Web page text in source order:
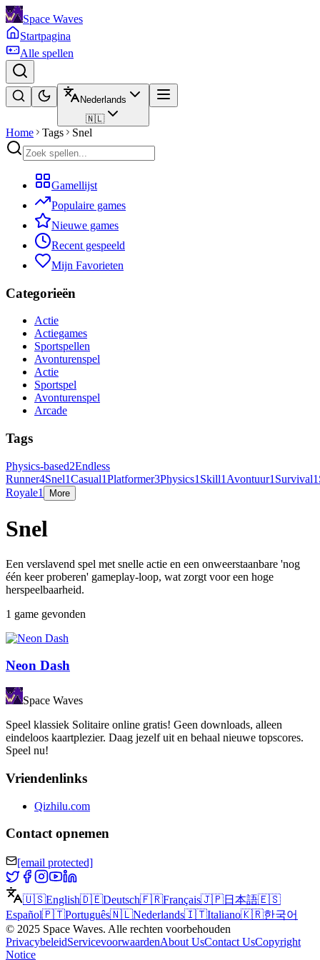
Space Waves
Startpagina
Alle spellen
Nederlands
🇳🇱
Home Tags Snel
Gamellijst
Populaire games
Nieuwe games
Recent gespeeld
Mijn Favorieten
Categorieën
Actie
Actiegames
Sportspellen
Avonturenspel
Actie
Sportspel
Avonturenspel
Arcade
Tags
Physics-based2Endless
Runner4Snel1Casual1Platformer3Physics1 Skill1 Avontuur1 Survival1
Royale1 More
Snel
Een verslavend spel met snelle actie en een onweerstaanbare 'nog
één keer proberen' gameplay-loop, wat zorgt voor een hoge
herspeelbaarheid.
1 game gevonden
Neon Dash
Space Waves
Speel klassiek Solitaire online gratis! Geen downloads, alleen
eindeloos kaartplezier. Daag jezelf uit en behaal nieuwe topscores.
Speel nu!
Vriendenlinks
Qizhilu.com
Contact opnemen
[email protected]
🇺🇸English🇩🇪Deutsch🇫🇷Français🇯🇵日本語🇪🇸
Español🇵🇹Português🇳🇱Nederlands🇮🇹Italiano🇰🇷한국어
© 2025 Space Waves. Alle rechten voorbehouden
PrivacybeleidServicevoorwaardenAbout UsContact UsCopyright
Notice